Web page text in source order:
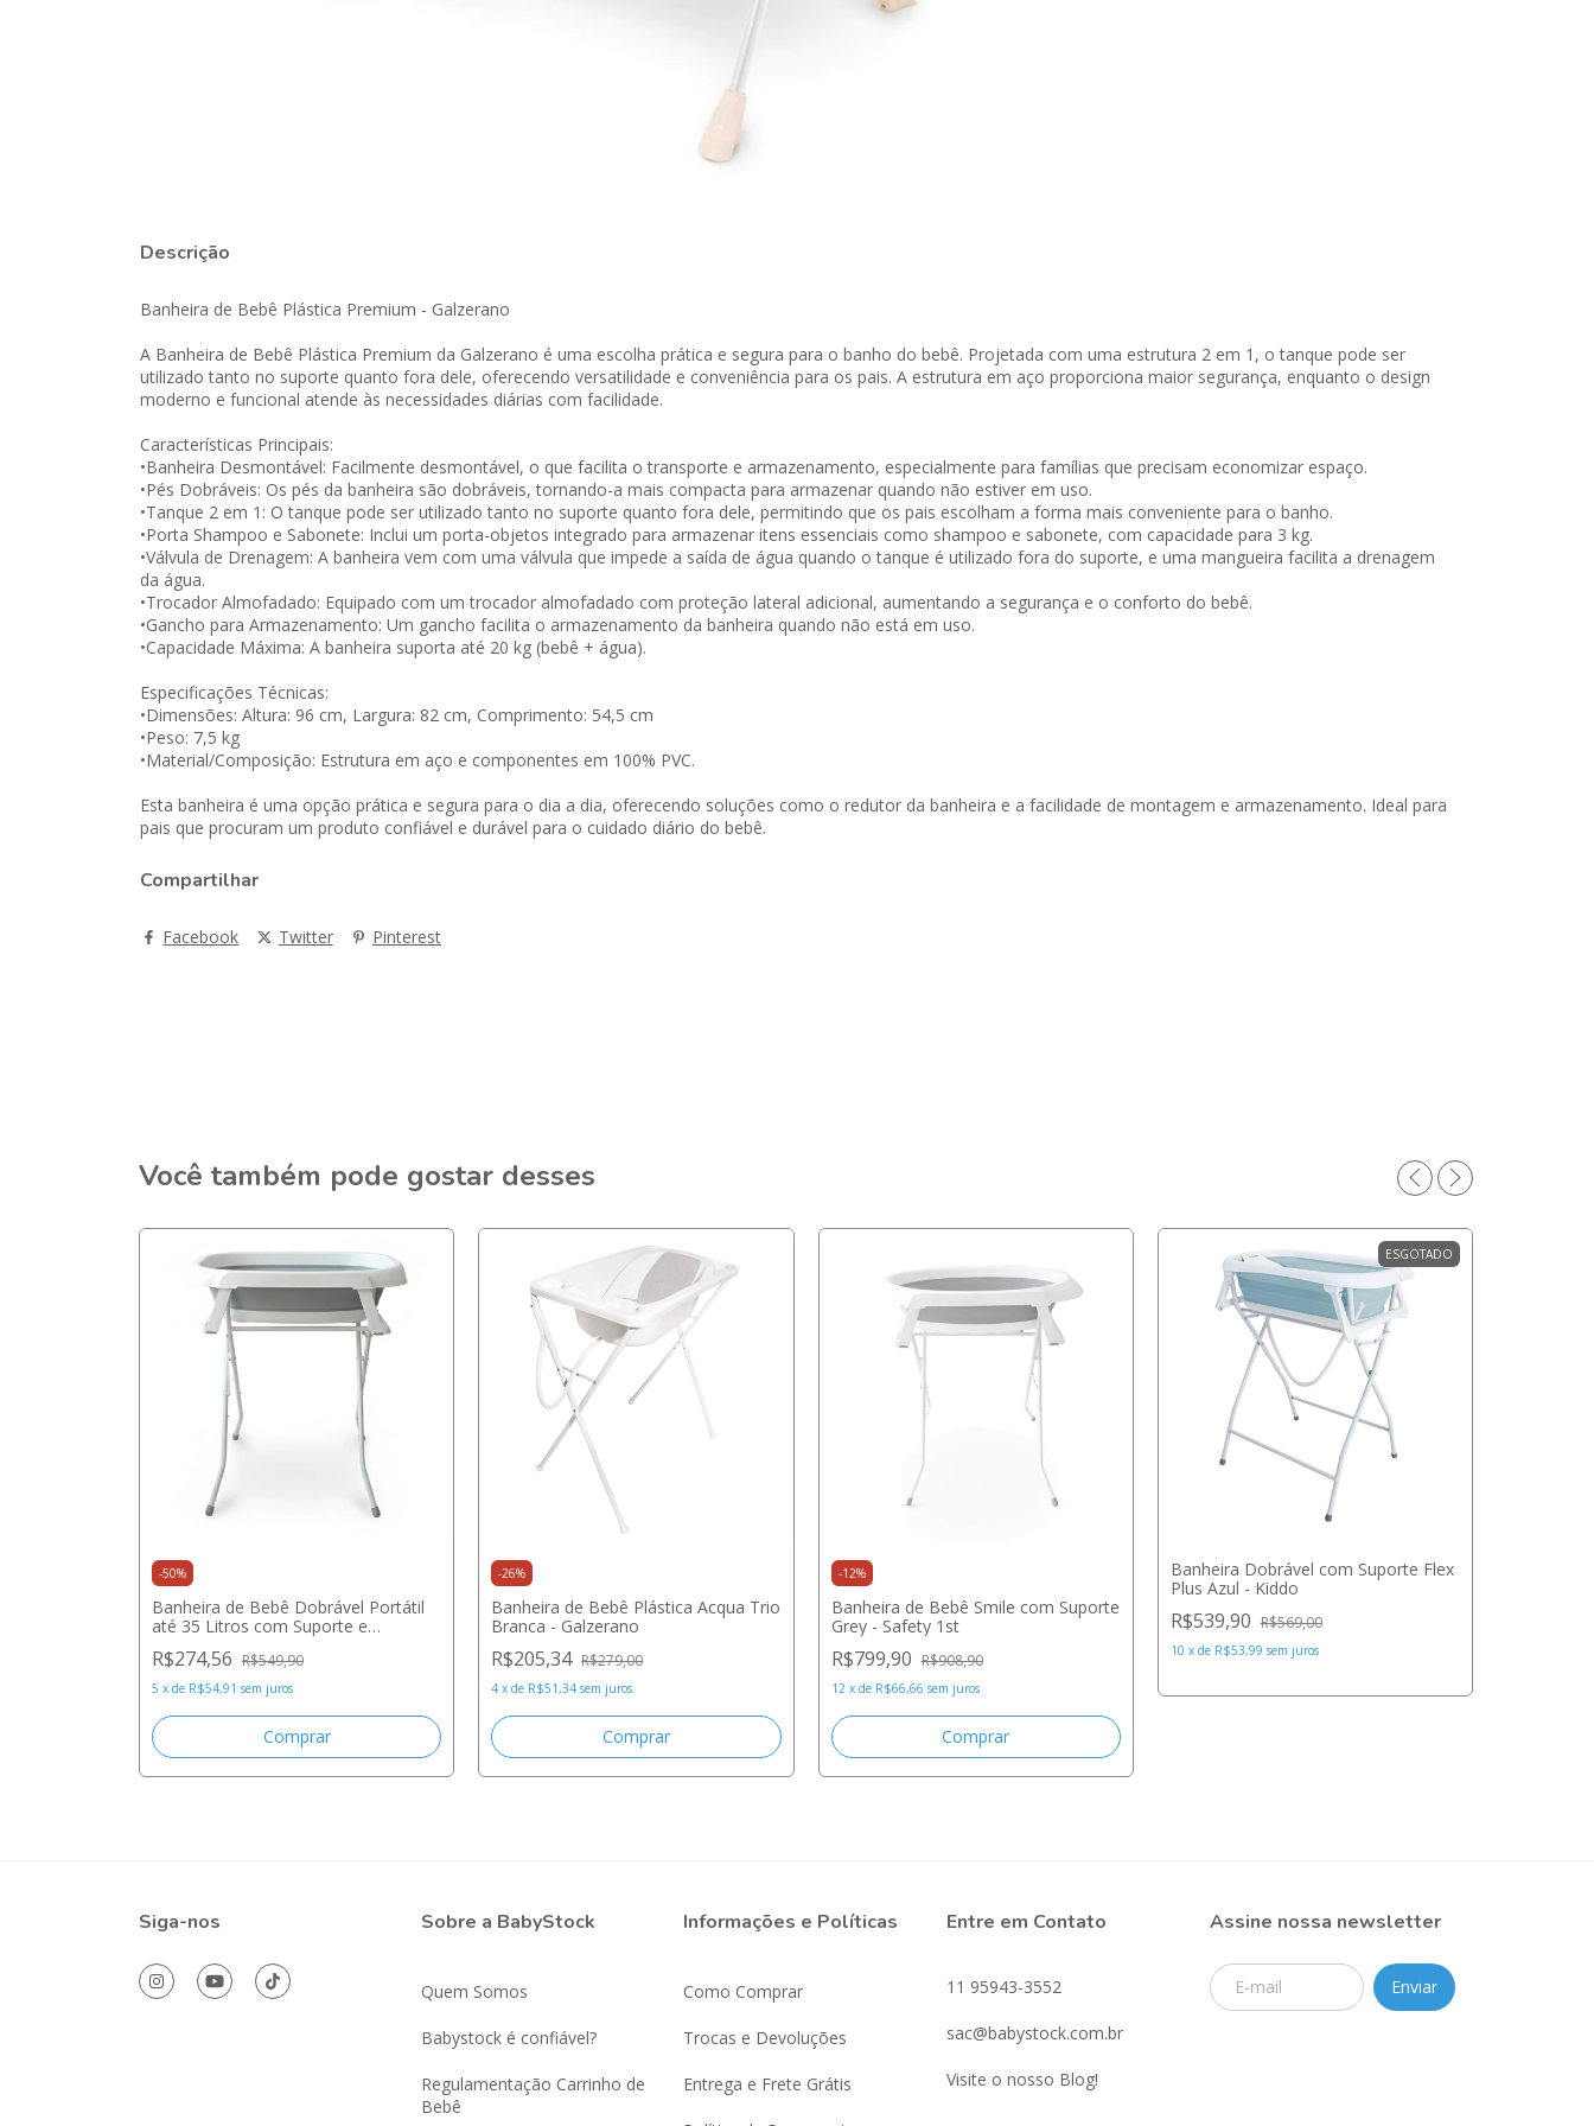
Descrição
Banheira de Bebê Plástica Premium - Galzerano
A Banheira de Bebê Plástica Premium da Galzerano é uma escolha prática e segura para o banho do bebê. Projetada com uma estrutura 2 em 1, o tanque pode ser
utilizado tanto no suporte quanto fora dele, oferecendo versatilidade e conveniência para os pais. A estrutura em aço proporciona maior segurança, enquanto o design
moderno e funcional atende às necessidades diárias com facilidade.
Características Principais:
•Banheira Desmontável: Facilmente desmontável, o que facilita o transporte e armazenamento, especialmente para famílias que precisam economizar espaço.
•Pés Dobráveis: Os pés da banheira são dobráveis, tornando-a mais compacta para armazenar quando não estiver em uso.
•Tanque 2 em 1: O tanque pode ser utilizado tanto no suporte quanto fora dele, permitindo que os pais escolham a forma mais conveniente para o banho.
•Porta Shampoo e Sabonete: Inclui um porta-objetos integrado para armazenar itens essenciais como shampoo e sabonete, com capacidade para 3 kg.
•Válvula de Drenagem: A banheira vem com uma válvula que impede a saída de água quando o tanque é utilizado fora do suporte, e uma mangueira facilita a drenagem
da água.
•Trocador Almofadado: Equipado com um trocador almofadado com proteção lateral adicional, aumentando a segurança e o conforto do bebê.
•Gancho para Armazenamento: Um gancho facilita o armazenamento da banheira quando não está em uso.
•Capacidade Máxima: A banheira suporta até 20 kg (bebê + água).
Especificações Técnicas:
•Dimensões: Altura: 96 cm, Largura: 82 cm, Comprimento: 54,5 cm
•Peso: 7,5 kg
•Material/Composição: Estrutura em aço e componentes em 100% PVC.
Esta banheira é uma opção prática e segura para o dia a dia, oferecendo soluções como o redutor da banheira e a facilidade de montagem e armazenamento. Ideal para
pais que procuram um produto confiável e durável para o cuidado diário do bebê.
Compartilhar
Facebook Twitter Pinterest
Você também pode gostar desses
-50%
Banheira de Bebê Dobrável Portátil
até 35 Litros com Suporte e
Baby
R$274,56 R$549,90
5 x de R$54,91 sem juros
-26%
Banheira de Bebê Plástica Acqua Trio
Branca - Galzerano
R$205,34 R$279,00
4 xde R$51,34 sem juros
-12%
Banheira de Bebê Smile com Suporte
Grey - Safety 1st
R$799,90 R$908,90
12 x de R$66,66 sem juros
ESGOTADO
Banheira Dobrável com Suporte Flex
Plus Azul - Kiddo
R$539,90 R$569,00
10 x de R$53,99 sem juros
Siga-nos Sobre a BabyStock
Quem Somos
Babystock é confiável?
Regulamentação Carrinho de
Bebê
Informações e Políticas
Como Comprar
Trocas e Devoluções
Entrega e Frete Grátis
Entre em Contato
11 95943-3552
sac@babystock.com.br
Visite o nosso Blog!
Assine nossa newsletter